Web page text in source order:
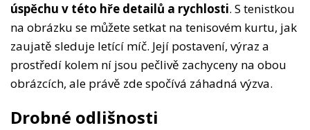
úspěchu v této hře detailů a rychlosti. S tenistkou
na obrázku se můžete setkat na tenisovém kurtu, jak
zaujatě sleduje letící míč. Její postavení, výraz a
prostředí kolem ní jsou pečlivě zachyceny na obou
obrázcích, ale právě zde spočívá záhadná výzva.
Drobné odlišnosti